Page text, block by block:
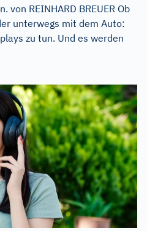
REINHARD BREUER Ob
unterwegs mit dem Auto:
zu tun. Und es werden